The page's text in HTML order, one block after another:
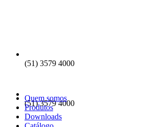
(51) 3579 4000
(51) 3579 4000
Quem somos
Produtos
Downloads